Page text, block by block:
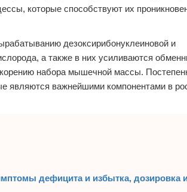
которые способствуют их
дезоксирибонуклеиновой и
а также в них усиливаются
набора мышечной массы.
являются важнейшими компонентами в
дефицита и избытка, дозировка